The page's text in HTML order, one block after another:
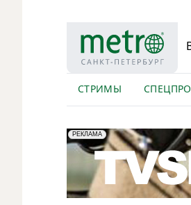
СТРИМЫ
erid: LdtCK5Efv
РЕКЛАМА
АО "ГАТР", ИНН: 7841320717